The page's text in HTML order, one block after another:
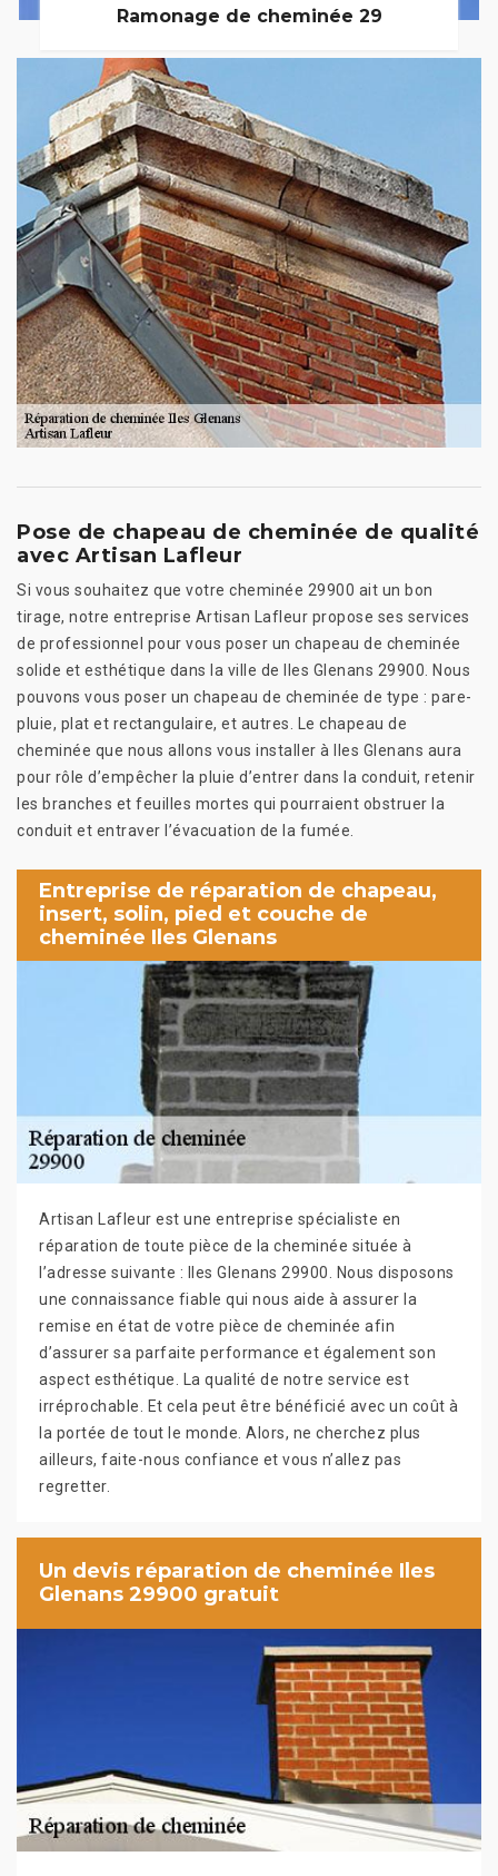
Ramonage de cheminée 29
Pose de chapeau de cheminée de qualité
avec Artisan Lafleur
Si vous souhaitez que votre cheminée 29900 ait un bon
tirage, notre entreprise Artisan Lafleur propose ses services
de professionnel pour vous poser un chapeau de cheminée
solide et esthétique dans la ville de Iles Glenans 29900. Nous
pouvons vous poser un chapeau de cheminée de type : pare-
pluie, plat et rectangulaire, et autres. Le chapeau de
cheminée que nous allons vous installer à Iles Glenans aura
pour rôle d’empêcher la pluie d’entrer dans la conduit, retenir
les branches et feuilles mortes qui pourraient obstruer la
conduit et entraver l’évacuation de la fumée.
Entreprise de réparation de chapeau,
insert, solin, pied et couche de
cheminée Iles Glenans
Artisan Lafleur est une entreprise spécialiste en
réparation de toute pièce de la cheminée située à
l’adresse suivante : Iles Glenans 29900. Nous disposons
une connaissance fiable qui nous aide à assurer la
remise en état de votre pièce de cheminée afin
d’assurer sa parfaite performance et également son
aspect esthétique. La qualité de notre service est
irréprochable. Et cela peut être bénéficié avec un coût à
la portée de tout le monde. Alors, ne cherchez plus
ailleurs, faite-nous confiance et vous n’allez pas
regretter.
Un devis réparation de cheminée Iles
Glenans 29900 gratuit